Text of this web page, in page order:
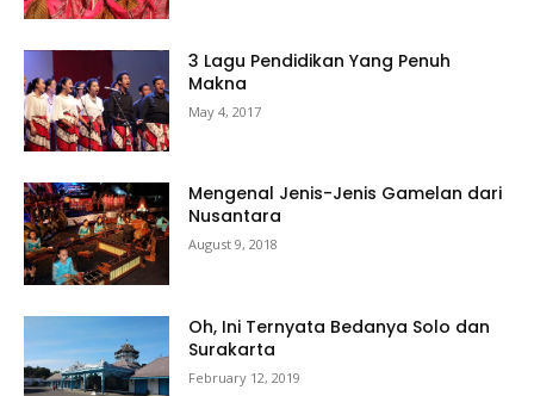
3 Lagu Pendidikan Yang Penuh
Makna
May 4, 2017
Mengenal Jenis-Jenis Gamelan dari
Nusantara
August 9, 2018
Oh, Ini Ternyata Bedanya Solo dan
Surakarta
February 12, 2019